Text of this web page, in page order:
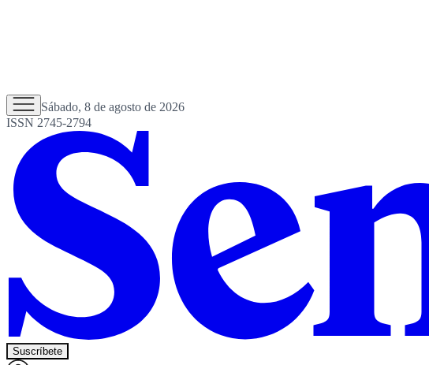
Sábado, 8 de agosto de 2026
ISSN 2745-2794
Suscríbete